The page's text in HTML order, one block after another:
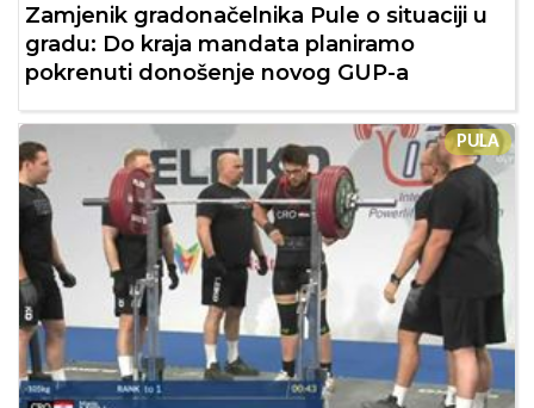
Zamjenik gradonačelnika Pule o situaciji u
gradu: Do kraja mandata planiramo
pokrenuti donošenje novog GUP-a
PULA